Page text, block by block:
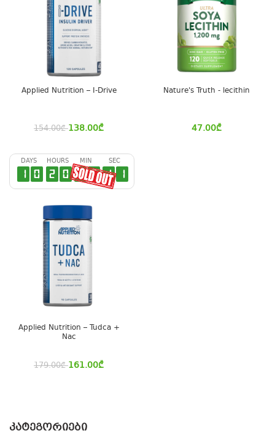
ᲙᲐᲢᲔᲒᲝᲠᲘᲔᲑᲘ
Applied Nutrition – I-Drive
154.00₾ 138.00₾
Nature's Truth - lecithin
47.00₾
DAYS
1 0
HOURS
2 0
MIN
2 7
SEC
1 0
Applied Nutrition – Tudca +
Nac
179.00₾ 161.00₾